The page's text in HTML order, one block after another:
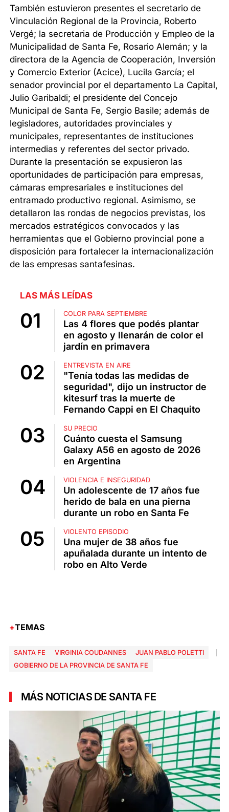
También estuvieron presentes el secretario de
Vinculación Regional de la Provincia, Roberto
Vergé; la secretaria de Producción y Empleo de la
Municipalidad de Santa Fe, Rosario Alemán; y la
directora de la Agencia de Cooperación, Inversión
y Comercio Exterior (Acice), Lucila García; el
senador provincial por el departamento La Capital,
Julio Garibaldi; el presidente del Concejo
Municipal de Santa Fe, Sergio Basile; además de
legisladores, autoridades provinciales y
municipales, representantes de instituciones
intermedias y referentes del sector privado.
Durante la presentación se expusieron las
oportunidades de participación para empresas,
cámaras empresariales e instituciones del
entramado productivo regional. Asimismo, se
detallaron las rondas de negocios previstas, los
mercados estratégicos convocados y las
herramientas que el Gobierno provincial pone a
disposición para fortalecer la internacionalización
de las empresas santafesinas.
LAS MÁS LEÍDAS
COLOR PARA SEPTIEMBRE
Las 4 flores que podés plantar
en agosto y llenarán de color el
jardín en primavera
ENTREVISTA EN AIRE
"Tenía todas las medidas de
seguridad", dijo un instructor de
kitesurf tras la muerte de
Fernando Cappi en El Chaquito
SU PRECIO
Cuánto cuesta el Samsung
Galaxy A56 en agosto de 2026
en Argentina
VIOLENCIA E INSEGURIDAD
Un adolescente de 17 años fue
herido de bala en una pierna
durante un robo en Santa Fe
VIOLENTO EPISODIO
Una mujer de 38 años fue
apuñalada durante un intento de
robo en Alto Verde
TEMAS
SANTA FE VIRGINIA COUDANNES
JUAN PABLO POLETTI
GOBIERNO DE LA PROVINCIA DE SANTA FE
MÁS NOTICIAS DE SANTA FE